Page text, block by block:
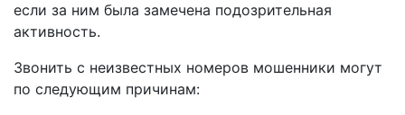
если за ним была замечена подозрительная
активность.
Звонить с неизвестных номеров мошенники могут
по следующим причинам: